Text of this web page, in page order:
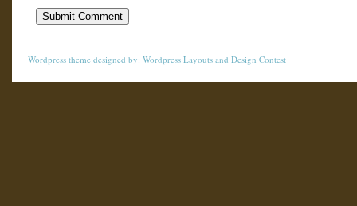
Wordpress theme designed by: Wordpress Layouts and Design Contest